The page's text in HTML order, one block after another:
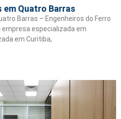
Quatro Barras
Barras – Engenheiros do Ferro
empresa especializada em
em Curitiba,